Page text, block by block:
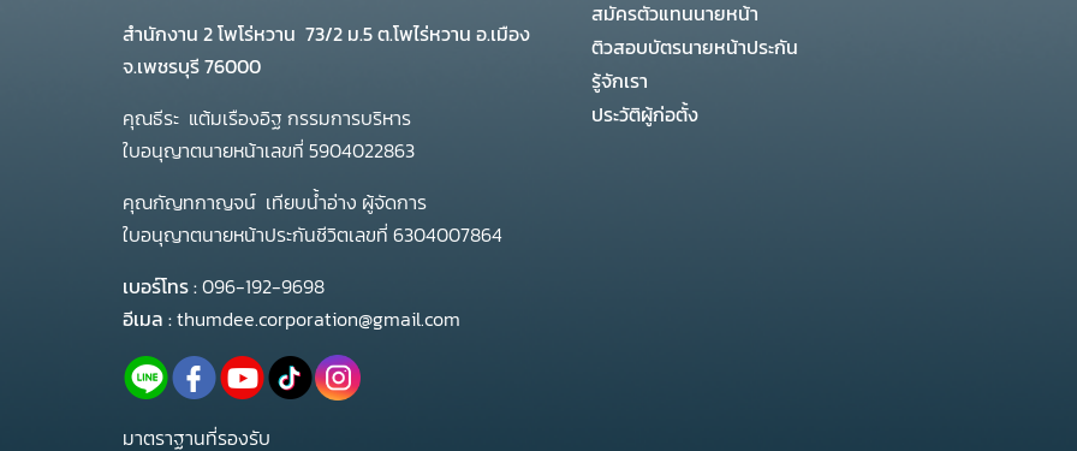
สำนักงาน 2 โพโร่หวาน 73/2 ม.5 ต.โพไร่หวาน อ.เมือง
จ.เพชรบุรี 76000
คุณธีระ แต้มเรืองอิฐ กรรมการบริหาร
ใบอนุญาตนายหน้าเลขที่ 5904022863
คุณกัญทกาญจน์ เทียบน้ำอ่าง ผู้จัดการ
ใบอนุญาตนายหน้าประกันชีวิตเลขที่ 6304007864
เบอร์โทร :096-192-9698
อีเมล :thumdee.corporation@gmail.com
มาตราฐานที่รองรับ
สมัครตัวแทนนายหน้า
ติวสอบบัตรนายหน้าประกัน
รู้จักเรา
ประวัติผู้ก่อตั้ง